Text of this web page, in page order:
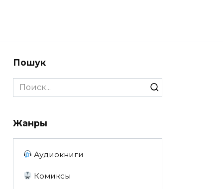
Пошук
Search
for:
Жанры
Аудиокниги
Комиксы